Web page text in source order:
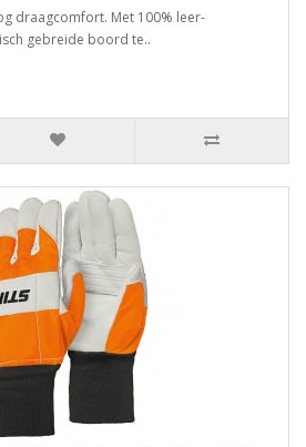
draagcomfort. Met 100% leer-
gebreide boord te..